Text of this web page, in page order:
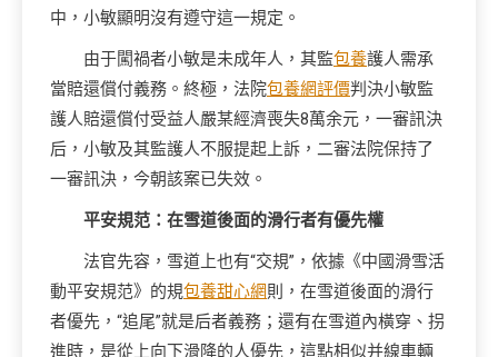
中，小敏顯明沒有遵守這一規定。
由于闖禍者小敏是未成年人，其監包養護人需承
當賠還償付義務。終極，法院包養網評價判決小敏監
護人賠還償付受益人嚴某經濟喪失8萬余元，一審訊決
后，小敏及其監護人不服提起上訴，二審法院保持了
一審訊決，今朝該案已失效。
平安規范：在雪道後面的滑行者有優先權
法官先容，雪道上也有“交規”，依據《中國滑雪活
動平安規范》的規包養甜心網則，在雪道後面的滑行
者優先，“追尾”就是后者義務；還有在雪道內橫穿、拐
進時，是從上向下滑降的人優先，這點相似并線車輛